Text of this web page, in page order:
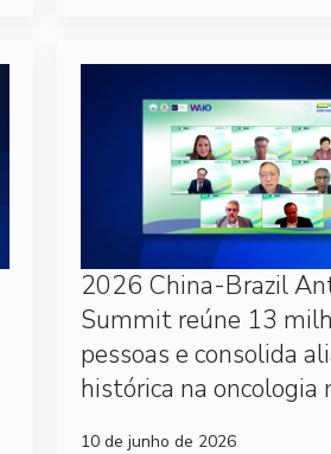
2026 China-Brazil
Summit reúne 13
pessoas e consolida
histórica na oncologia
10 de junho de 2026